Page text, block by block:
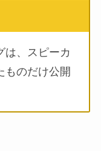
は、スピーカ
ものだけ公開